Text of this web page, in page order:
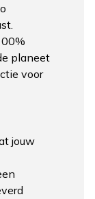
planeet
voor
jouw